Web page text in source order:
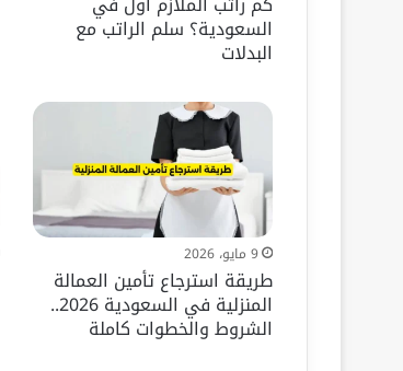
السعودية؟ سلم الراتب مع
البدلات
9 مايو، 2026
طريقة استرجاع تأمين العمالة
المنزلية في السعودية 2026..
الشروط والخطوات كاملة